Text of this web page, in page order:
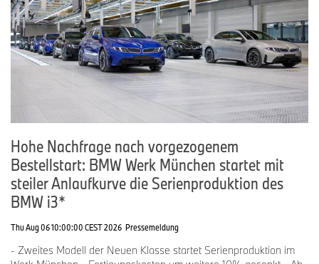
Telefon: +49-176-601-61611
E-Mail:micaela.sandstede@bmw.de
Hohe Nachfrage nach vorgezogenem
Bestellstart: BMW Werk München startet mit
steiler Anlaufkurve die Serienproduktion des
BMW i3*
Thu Aug 06 10:00:00 CEST 2026 Pressemeldung
- Zweites Modell der Neuen Klasse startet Serienproduktion im